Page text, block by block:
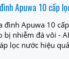
Apuwa 10 cấp
đình Apuwa 10
bị nhiễm đá vôi -
lọc nước hiệu